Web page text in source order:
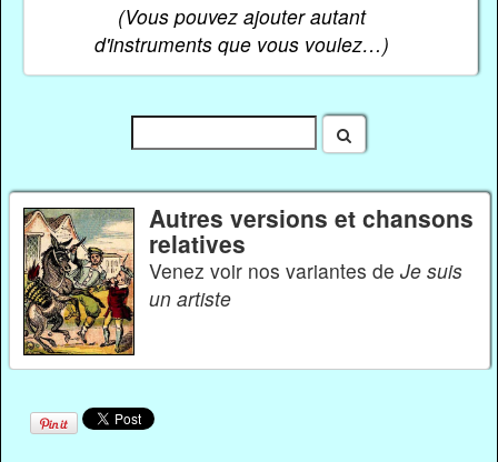
(Vous pouvez ajouter autant
d'instruments que vous voulez…)
Autres versions et chansons
relatives
Venez voir nos variantes de Je suis
un artiste